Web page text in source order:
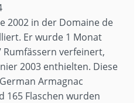
2002 in der Domaine de
Er wurde 1 Monat
Rumfässern verfeinert,
2003 enthielten. Diese
Armagnac
165 Flaschen wurden